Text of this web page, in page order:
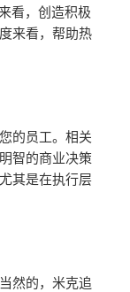
看，创造积极
来看，帮助热
的员工。相关
智的商业决策
其是在执行层
然的，米克追